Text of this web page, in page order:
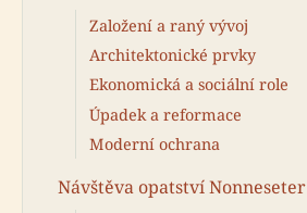
Založení a raný vývoj
Architektonické prvky
Ekonomická a sociální role
Úpadek a reformace
Moderní ochrana
Návštěva opatství Nonneseter